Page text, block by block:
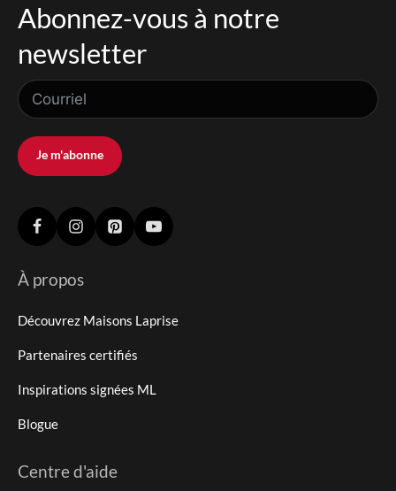
Abonnez-vous à notre
newsletter
Je m'abonne
À propos
Découvrez Maisons Laprise
Partenaires certifiés
Inspirations signées ML
Blogue
Centre d'aide